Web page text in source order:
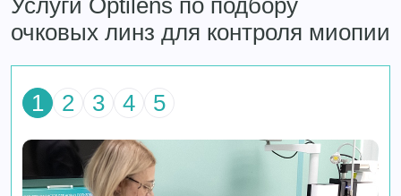
Услуги Optilens по подбору
очковых линз для контроля миопии
1 2 3 4 5